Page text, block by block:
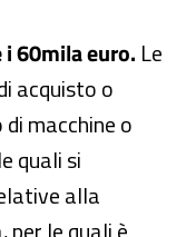
60mila euro. Le
acquisto o
macchine o
quali si
alla